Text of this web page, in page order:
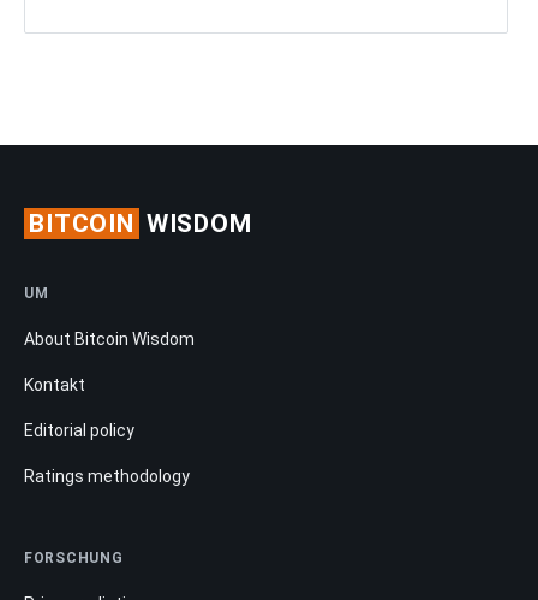
BITCOIN WISDOM
UM
About Bitcoin Wisdom
Kontakt
Editorial policy
Ratings methodology
FORSCHUNG